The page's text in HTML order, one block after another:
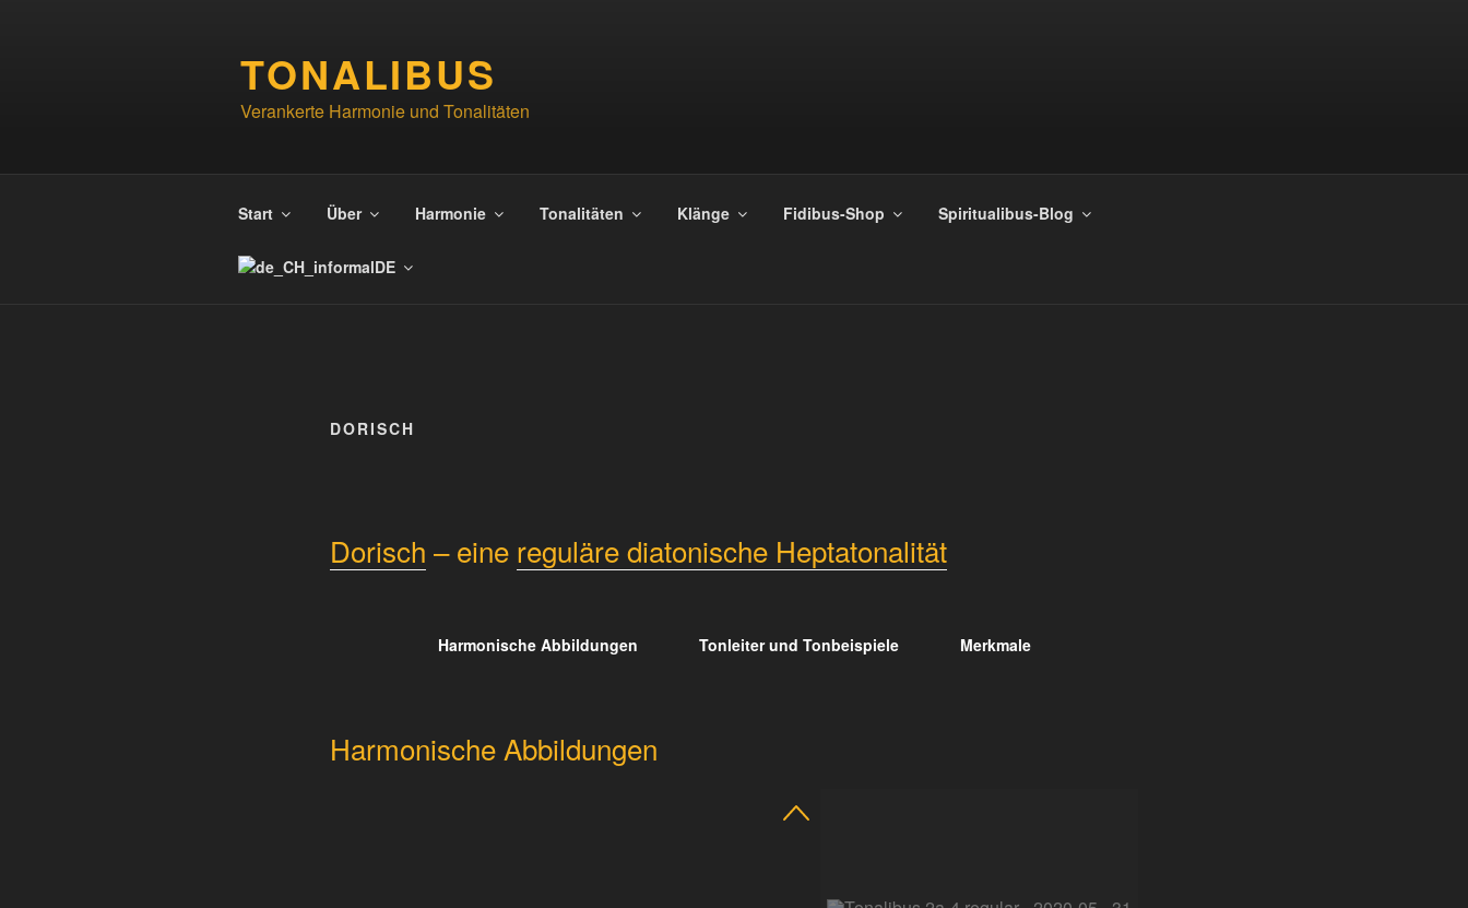
TONALIBUS
Verankerte Harmonie und Tonalitäten
Start Über Harmonie Tonalitäten Klänge Fidibus-Shop Spiritualibus-Blog
DE
DORISCH
Dorisch – eine reguläre diatonische Heptatonalität
Harmonische Abbildungen Tonleiter und Tonbeispiele Merkmale
Harmonische Abbildungen